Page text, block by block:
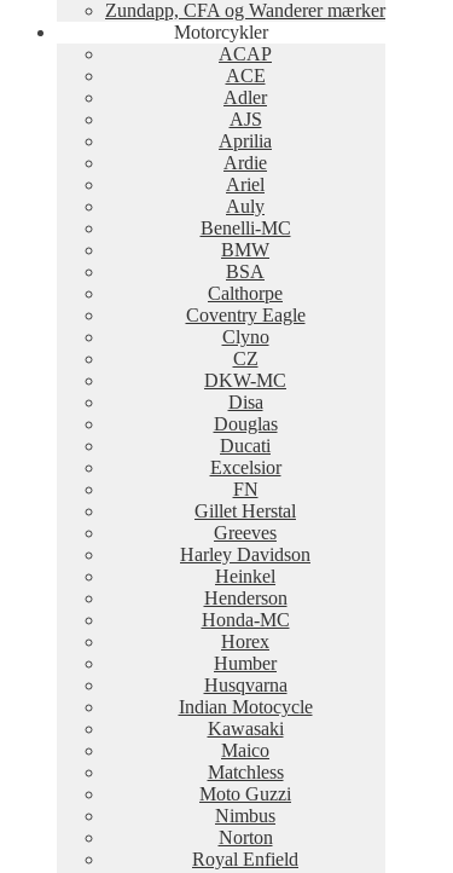
Zundapp, CFA og Wanderer mærker
Motorcykler
ACAP
ACE
Adler
AJS
Aprilia
Ardie
Ariel
Auly
Benelli-MC
BMW
BSA
Calthorpe
Coventry Eagle
Clyno
CZ
DKW-MC
Disa
Douglas
Ducati
Excelsior
FN
Gillet Herstal
Greeves
Harley Davidson
Heinkel
Henderson
Honda-MC
Horex
Humber
Husqvarna
Indian Motocycle
Kawasaki
Maico
Matchless
Moto Guzzi
Nimbus
Norton
Royal Enfield